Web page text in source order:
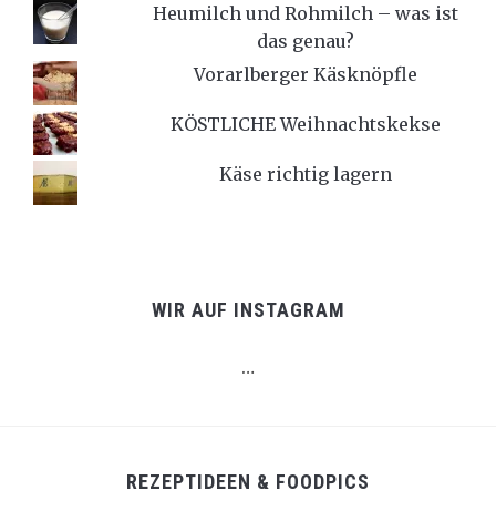
Heumilch und Rohmilch – was ist
das genau?
Vorarlberger Käsknöpfle
KÖSTLICHE Weihnachtskekse
Käse richtig lagern
WIR AUF INSTAGRAM
…
REZEPTIDEEN & FOODPICS